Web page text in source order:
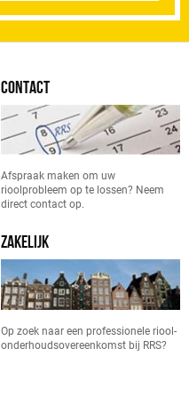
CONTACT
Afspraak maken om uw
rioolprobleem op te lossen? Neem
direct contact op.
ZAKELIJK
Op zoek naar een professionele riool-
onderhoudsovereenkomst bij RRS?